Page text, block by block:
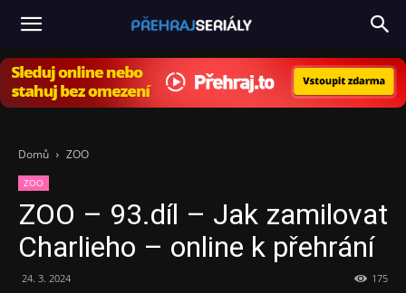
PřehrajSeriály.cz
Domů ZOO
ZOO
ZOO – 93.díl – Jak zamilovat
Charlieho – online k přehrání
24. 3. 2024 175